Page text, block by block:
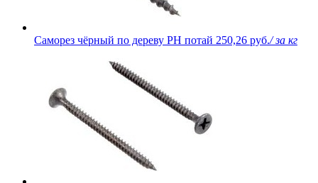
Саморез чёрный по дереву PH потай 250,26 руб./ за кг